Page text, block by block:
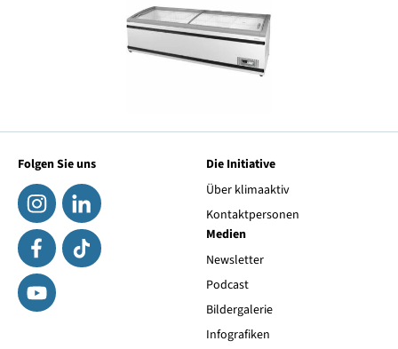
Folgen Sie uns
Die Initiative
Über klimaaktiv
Kontaktpersonen
Medien
Newsletter
Podcast
Bildergalerie
Infografiken